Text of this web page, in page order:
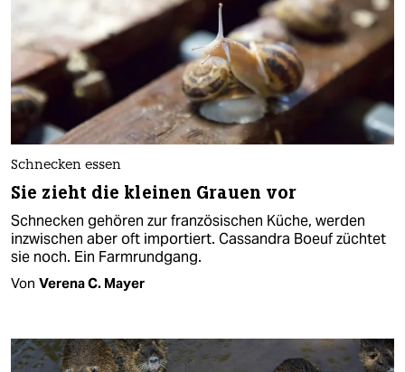
Schnecken essen
Sie zieht die kleinen Grauen vor
Schnecken gehören zur französischen Küche, werden
inzwischen aber oft importiert. Cassandra Boeuf züchtet
sie noch. Ein Farmrundgang.
Von Verena C. Mayer